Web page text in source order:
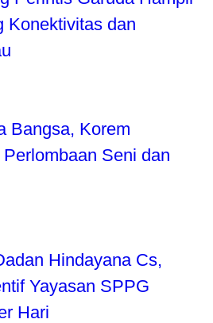
Konektivitas dan
Bangsa, Korem
Seni dan
Hindayana Cs,
Yayasan SPPG
Hari